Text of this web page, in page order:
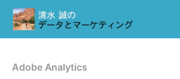
Adobe Analytics